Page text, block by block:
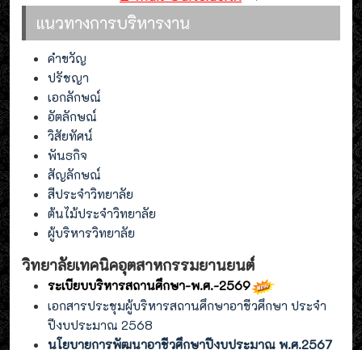
แนวทางการบริหารงาน
คำขวัญ
ปรัชญา
เอกลักษณ์
อัตลักษณ์
วิสัยทัศน์
พันธกิจ
สัญลักษณ์
สีประจำวิทยาลัย
ต้นไม้ประจำวิทยาลัย
ผู้บริหารวิทยาลัย
วิทยาลัยเทคนิคอุตสาหกรรมยานยนต์
ระเบียบบริหารสถานศึกษา-พ.ศ.-2569
เอกสารประชุมผู้บริหารสถานศึกษาอาชีวศึกษา ประจำ
ปีงบประมาณ 2568
นโยบายการพัฒนาอาชีวศึกษาปีงบประมาณ พ.ศ.2567